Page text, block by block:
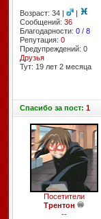
Возраст: 34 |
|
Сообщений: 36
Благодарности: 0/ 8
Репутация: 0
Предупреждений: 0
Друзья
Тут: 19 лет 2 месяцa
Спасибоза пост: 1
Посетители
Трентон
--